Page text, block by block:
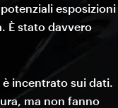
esposizioni
È stato davvero
incentrato sui dati.
ma non fanno